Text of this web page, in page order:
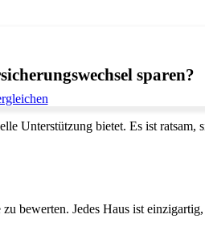
sparen?
Unterstützung bietet. Es ist ratsam,
bewerten. Jedes Haus ist